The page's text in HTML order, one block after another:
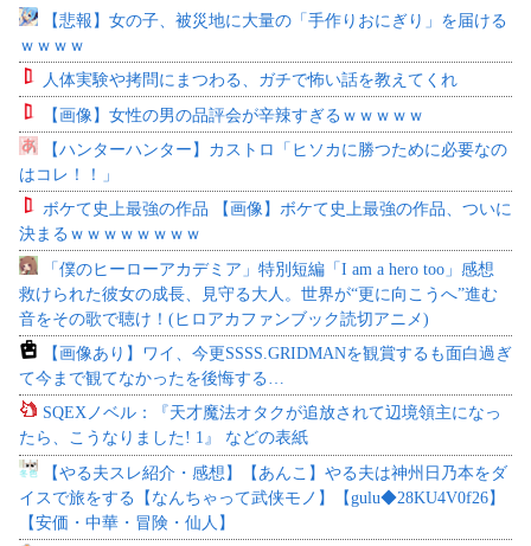
【悲報】女の子、被災地に大量の「手作りおにぎり」を届ける
ｗｗｗｗ
人体実験や拷問にまつわる、ガチで怖い話を教えてくれ
【画像】女性の男の品評会が辛辣すぎるｗｗｗｗｗ
【ハンターハンター】カストロ「ヒソカに勝つために必要なの
はコレ！！」
ボケて史上最強の作品 【画像】ボケて史上最強の作品、ついに
決まるｗｗｗｗｗｗｗｗ
「僕のヒーローアカデミア」特別短編「I am a hero too」感想
救けられた彼女の成長、見守る大人。世界が“更に向こうへ”進む
音をその歌で聴け！(ヒロアカファンブック読切アニメ)
【画像あり】ワイ、今更SSSS.GRIDMANを観賞するも面白過ぎ
て今まで観てなかったを後悔する…
SQEXノベル：『天才魔法オタクが追放されて辺境領主になっ
たら、こうなりました! 1』 などの表紙
【やる夫スレ紹介・感想】【あんこ】やる夫は神州日乃本をダ
イスで旅をする【なんちゃって武侠モノ】【gulu◆28KU4V0f26】
【安価・中華・冒険・仙人】